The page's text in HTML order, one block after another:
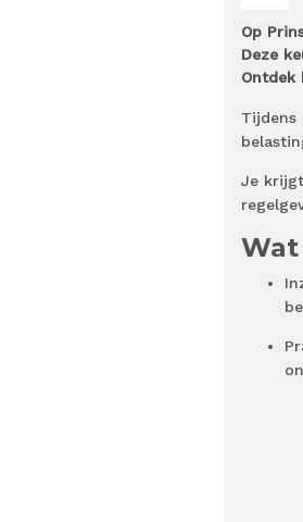
Op
Deze
Ontdek
Tijdens
Je